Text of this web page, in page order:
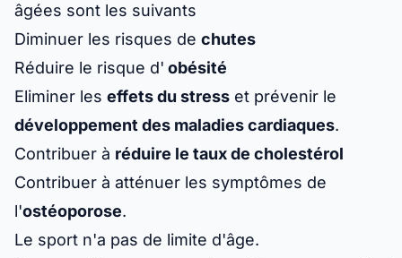
âgées sont les suivants
Diminuer les risques de chutes
Réduire le risque d' obésité
Eliminer les effets du stress et prévenir le
développement des maladies cardiaques.
Contribuer à réduire le taux de cholestérol
Contribuer à atténuer les symptômes de
l'ostéoporose.
Le sport n'a pas de limite d'âge.